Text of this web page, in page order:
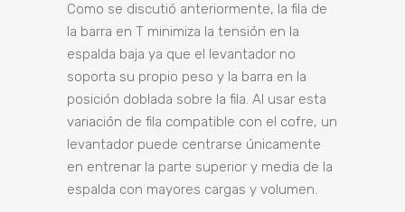
Como se discutió anteriormente, la fila de
la barra en T minimiza la tensión en la
espalda baja ya que el levantador no
soporta su propio peso y la barra en la
posición doblada sobre la fila. Al usar esta
variación de fila compatible con el cofre, un
levantador puede centrarse únicamente
en entrenar la parte superior y media de la
espalda con mayores cargas y volumen.